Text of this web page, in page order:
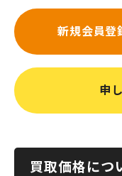
新規会員登
申
買取価格につ